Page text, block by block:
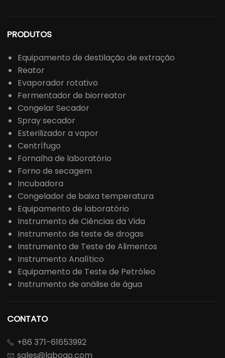
PRODUTOS
Equipamento de destilação de extração
Reator
Evaporador rotativo
Fermentador de biorreator
Congelar Secador
Spray secador
Esterilizador a vapor
Centrífugo
Fornalha de laboratório
Forno de secagem
Incubadora
Congelador de baixa temperatura
Equipamento de laboratório
Instrumento de Ciências da Vida
Instrumento de teste de drogas
Instrumento de Teste de Alimentos
Instrumento Analítico
Equipamento de Teste de Petróleo
Instrumento de análise de água
CONTATO
 +86 371-61653992
 sales@laboao.com